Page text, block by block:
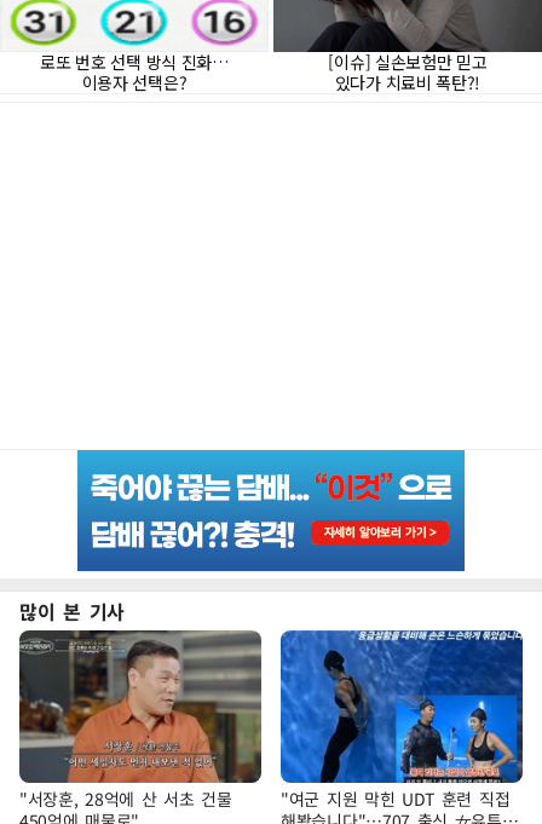
많이 본 기사
"서장훈, 28억에 산 서초 건물
"여군 지원 막힌 UDT 훈련 직접